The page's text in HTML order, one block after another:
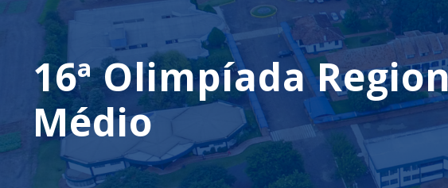
16ª Olimpíada
Médio